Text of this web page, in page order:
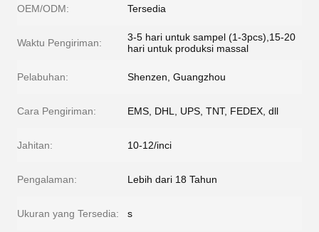
OEM/ODM: Tersedia
Waktu Pengiriman:
3-5 hari untuk sampel (1-3pcs),15-20
hari untuk produksi massal
Pelabuhan: Shenzen, Guangzhou
Cara Pengiriman: EMS, DHL, UPS, TNT, FEDEX, dll
Jahitan: 10-12/inci
Pengalaman: Lebih dari 18 Tahun
Ukuran yang Tersedia: s